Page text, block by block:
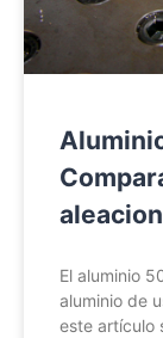
El aluminio
aluminio de
este artículo